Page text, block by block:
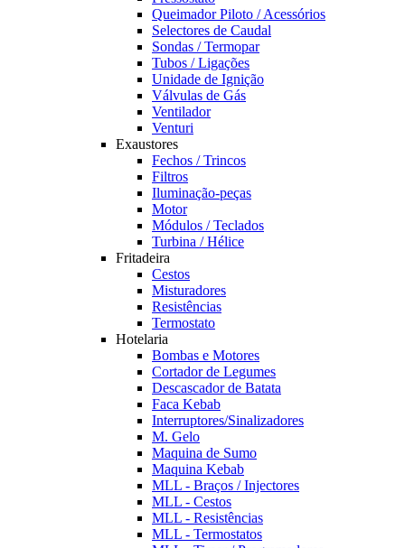
Queimador Piloto / Acessórios
Selectores de Caudal
Sondas / Termopar
Tubos / Ligações
Unidade de Ignição
Válvulas de Gás
Ventilador
Venturi
Exaustores
Fechos / Trincos
Filtros
Iluminação-peças
Motor
Módulos / Teclados
Turbina / Hélice
Fritadeira
Cestos
Misturadores
Resistências
Termostato
Hotelaria
Bombas e Motores
Cortador de Legumes
Descascador de Batata
Faca Kebab
Interruptores/Sinalizadores
M. Gelo
Maquina de Sumo
Maquina Kebab
MLL - Braços / Injectores
MLL - Cestos
MLL - Resistências
MLL - Termostatos